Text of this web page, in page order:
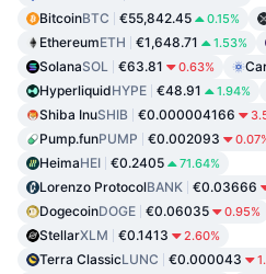
BitcoinBTC €55,842.45 0.15%
EthereumETH €1,648.71 1.53%
SolanaSOL €63.81 0.63%
HyperliquidHYPE €48.91 1.94%
Shiba InuSHIB €0.000004166
Pump.funPUMP €0.002093
HeimaHEI €0.2405 71.64%
Lorenzo ProtocolBANK €0.03666
DogecoinDOGE €0.06035 0.95%
StellarXLM €0.1413 2.60%
Terra ClassicLUNC €0.000043